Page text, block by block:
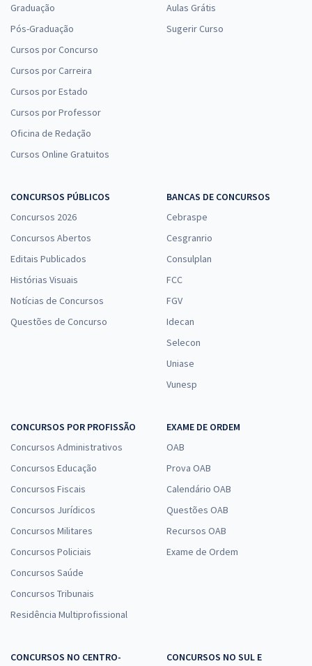
Graduação
Pós-Graduação
Cursos por Concurso
Cursos por Carreira
Cursos por Estado
Cursos por Professor
Oficina de Redação
Cursos Online Gratuitos
Aulas Grátis
Sugerir Curso
CONCURSOS PÚBLICOS
Concursos 2026
Concursos Abertos
Editais Publicados
Histórias Visuais
Notícias de Concursos
Questões de Concurso
BANCAS DE CONCURSOS
Cebraspe
Cesgranrio
Consulplan
FCC
FGV
Idecan
Selecon
Uniase
Vunesp
CONCURSOS POR PROFISSÃO
Concursos Administrativos
Concursos Educação
Concursos Fiscais
Concursos Jurídicos
Concursos Militares
Concursos Policiais
Concursos Saúde
Concursos Tribunais
Residência Multiprofissional
EXAME DE ORDEM
OAB
Prova OAB
Calendário OAB
Questões OAB
Recursos OAB
Exame de Ordem
CONCURSOS NO CENTRO-
CONCURSOS NO SUL E